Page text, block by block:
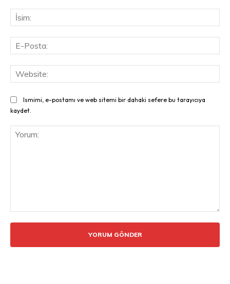
Ismimi, e-postamı ve web sitemi bir dahaki sefere bu tarayıcıya
kaydet.